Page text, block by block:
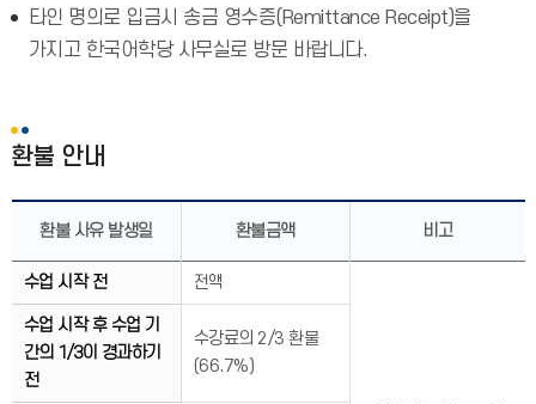
타인 명의로 입금시 송금 영수증(Remittance Receipt)을
가지고 한국어학당 사무실로 방문 바랍니다.
환불 안내
환불 사유 발생일 환불금액 비고
수업 시작 전 전액
수업 시작 후 수업 기
간의 1/3이 경과하기
전
수강료의 2/3 환불
(66.7%)